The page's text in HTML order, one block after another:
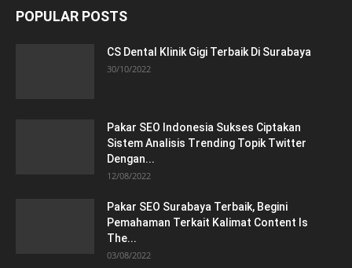
POPULAR POSTS
CS Dental Klinik Gigi Terbaik Di Surabaya
30/10/2022
Pakar SEO Indonesia Sukses Ciptakan
Sistem Analisis Trending Topik Twitter
Dengan...
12/08/2022
Pakar SEO Surabaya Terbaik, Begini
Pemahaman Terkait Kalimat Content Is
The...
03/08/2022